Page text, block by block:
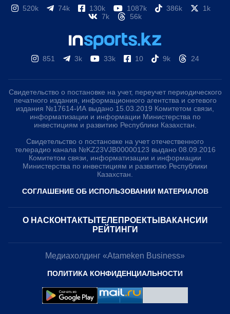
520k 74k 130k 1087k 386k
1k
7k
56k
851 3k 33k 10 9k 24
Свидетельство о постановке на учет, переучет периодического
печатного издания, информационного агентства и сетевого
издания №17614-ИА выдано 15.03.2019 Комитетом связи,
информатизации и информации Министерства по
инвестициям и развитию Республики Казахстан.
Свидетельство о постановке на учет отечественного
телерадио канала №KZ23VJB00000123 выдано 08.09.2016
Комитетом связи, информатизации и информации
Министерства по инвестициям и развитию Республики
Казахстан.
СОГЛАШЕНИЕ ОБ ИСПОЛЬЗОВАНИИ МАТЕРИАЛОВ
О НАС КОНТАКТЫ ТЕЛЕПРОЕКТЫ ВАКАНСИИ
РЕЙТИНГИ
Медиахолдинг «Atameken Business»
ПОЛИТИКА КОНФИДЕНЦИАЛЬНОСТИ